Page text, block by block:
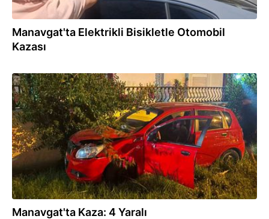
Manavgat'ta Elektrikli Bisikletle Otomobil
Kazası
31.07.2026
Manavgat'ta Kaza: 4 Yaralı